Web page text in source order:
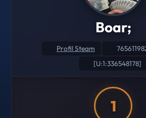
Boar;
Profil Steam
[U:1:336548178]
1